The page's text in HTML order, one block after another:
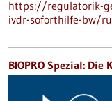
https://regulatorik-
ivdr-soforthilfe-bw/
BIOPRO Spezial: